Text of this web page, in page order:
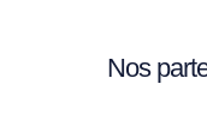
Nos